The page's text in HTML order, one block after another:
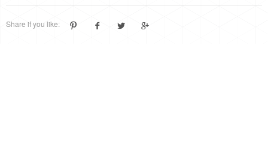
Share if you like: